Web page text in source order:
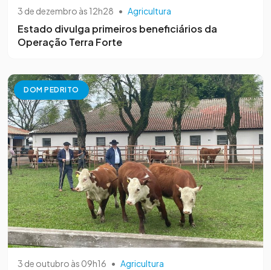
3 de dezembro às 12h28 • Agricultura
Estado divulga primeiros beneficiários da
Operação Terra Forte
DOM PEDRITO
3 de outubro às 09h16 • Agricultura